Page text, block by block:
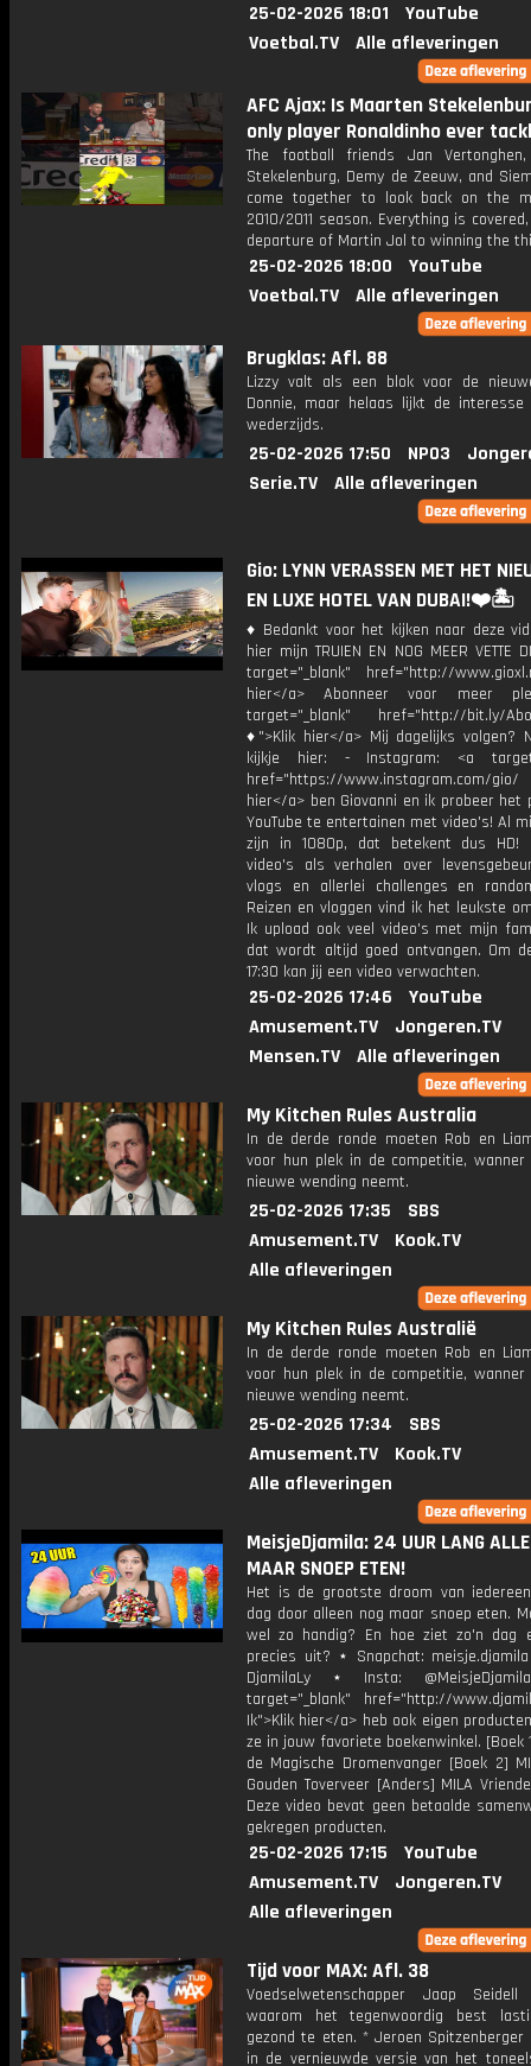
25-02-2026 18:01
YouTube
Voetbal.TV
Alle afleveringen
AFC Ajax: Is Maarten
only player Ronaldinho ever
The football friends Jan
Stekelenburg, Demy de Zeeuw, and
come together to look back on the
2010/2011 season. Everything is
departure of Martin Jol to winning the
25-02-2026 18:00
YouTube
Voetbal.TV
Alle afleveringen
Brugklas: Afl. 88
Lizzy valt als een blok voor de
Donnie, maar helaas lijkt de
wederzijds.
25-02-2026 17:50 NPO3
Serie.TV
Alle afleveringen
Gio: LYNN VERASSEN MET HET
EN LUXE HOTEL VAN DUBAI!❤️🏝️
♦ Bedankt voor het kijken naar deze
hier mijn TRUIEN EN NOG MEER VETTE
target="_blank" href="http://
hier</a> Abonneer voor meer
target="_blank" href="http://bit.ly/
♦">Klik hier</a> Mij dagelijks volgen?
kijkje hier: - Instagram: <a
href="https://www.instagram.com/
hier</a> ben Giovanni en ik probeer het
YouTube te entertainen met video's! Al
zijn in 1080p, dat betekent dus HD!
video's als verhalen over
vlogs en allerlei challenges en
Reizen en vloggen vind ik het leukste
Ik upload ook veel video's met mijn
dat wordt altijd goed ontvangen. Om
17:30 kan jij een video verwachten.
25-02-2026 17:46
YouTube
Amusement.TV
Jongeren.TV
Mensen.TV
Alle afleveringen
My Kitchen Rules Australia
In de derde ronde moeten Rob en
voor hun plek in de competitie, wanner
nieuwe wending neemt.
25-02-2026 17:35
SBS
Amusement.TV
Kook.TV
Alle afleveringen
My Kitchen Rules Australië
In de derde ronde moeten Rob en
voor hun plek in de competitie, wanner
nieuwe wending neemt.
25-02-2026 17:34
SBS
Amusement.TV
Kook.TV
Alle afleveringen
MeisjeDjamila: 24 UUR LANG
MAAR SNOEP ETEN!
Het is de grootste droom van
dag door alleen nog maar snoep eten.
wel zo handig? En hoe ziet zo'n dag
precies uit? ⋆ Snapchat: meisje.djamila
DjamilaLy ⋆ Insta:
target="_blank" href="http://
Ik">Klik hier</a> heb ook eigen
ze in jouw favoriete boekenwinkel. [Boek
de Magische Dromenvanger [Boek 2]
Gouden Toverveer [Anders] MILA
Deze video bevat geen betaalde
gekregen producten.
25-02-2026 17:15
YouTube
Amusement.TV
Jongeren.TV
Alle afleveringen
Tijd voor MAX: Afl. 38
Voedselwetenschapper Jaap
waarom het tegenwoordig best
gezond te eten. * Jeroen
in de vernieuwde versie van het